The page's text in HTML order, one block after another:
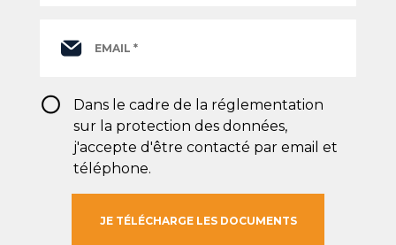
RGPD*
Dans le cadre de la réglementation
sur la protection des données,
j'accepte d'être contacté par email et
téléphone.